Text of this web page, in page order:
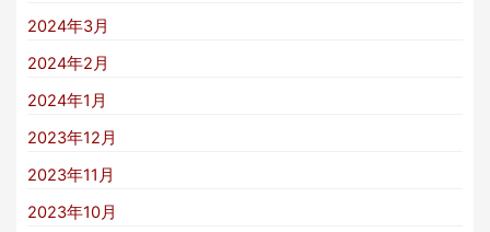
2024年3月
2024年2月
2024年1月
2023年12月
2023年11月
2023年10月